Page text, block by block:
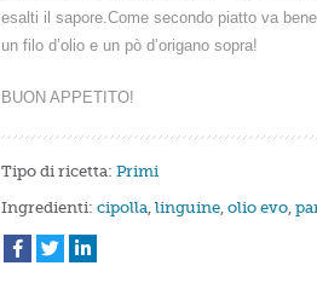
esalti il sapore.Come secondo piatto va
un filo d’olio e un pò d’origano sopra!
BUON APPETITO!
Tipo di ricetta: Primi
Ingredienti: cipolla, linguine, olio evo,